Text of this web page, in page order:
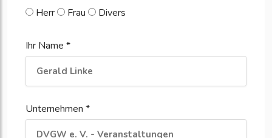
Herr Frau Divers
Ihr Name *
Unternehmen *